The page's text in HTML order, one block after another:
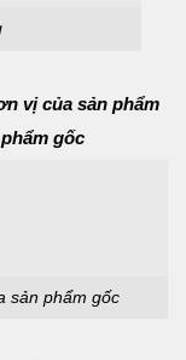
vị của sản phẩm
gốc
sản phẩm gốc